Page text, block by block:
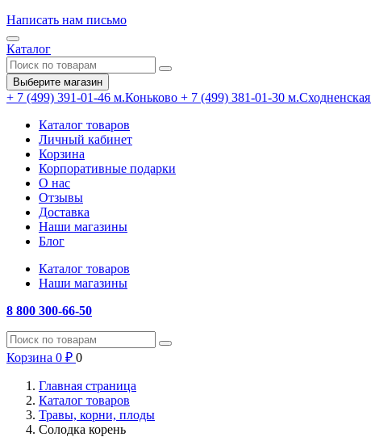
Написать нам письмо
Каталог
Выберите магазин
+ 7 (499) 391-01-46 м.Коньково + 7 (499) 381-01-30 м.Сходненская
Каталог товаров
Личный кабинет
Корзина
Корпоративные подарки
О нас
Отзывы
Доставка
Наши магазины
Блог
Каталог товаров
Наши магазины
8 800 300-66-50
Корзина 0 ₽ 0
Главная страница
Каталог товаров
Травы, корни, плоды
Солодка корень